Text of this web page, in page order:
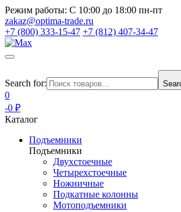
Режим работы: С 10:00 до 18:00 пн-пт
zakaz@optima-trade.ru
+7 (800) 333-15-47 +7 (812) 407-34-47
Search for:
0
-0 ₽
Каталог
Подъемники
Подъемники
Двухстоечные
Четырехстоечные
Ножничные
Подкатные колонны
Мотоподъемники